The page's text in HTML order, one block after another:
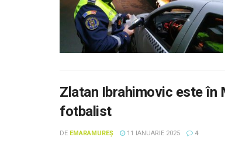
Zlatan Ibrahimovic este în
fotbalist
DE EMARAMUREȘ 11 IANUARIE 2025 4